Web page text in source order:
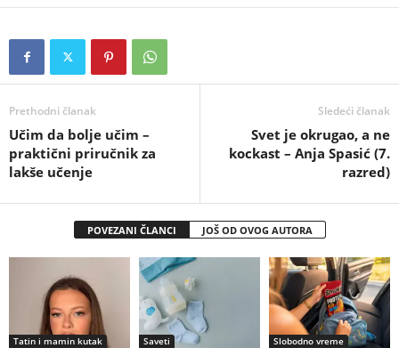
Prethodni članak
Učim da bolje učim –
praktični priručnik za
lakše učenje
Sledeći članak
Svet je okrugao, a ne
kockast – Anja Spasić (7.
razred)
POVEZANI ČLANCI JOŠ OD OVOG AUTORA
Tatin i mamin kutak Saveti Slobodno vreme